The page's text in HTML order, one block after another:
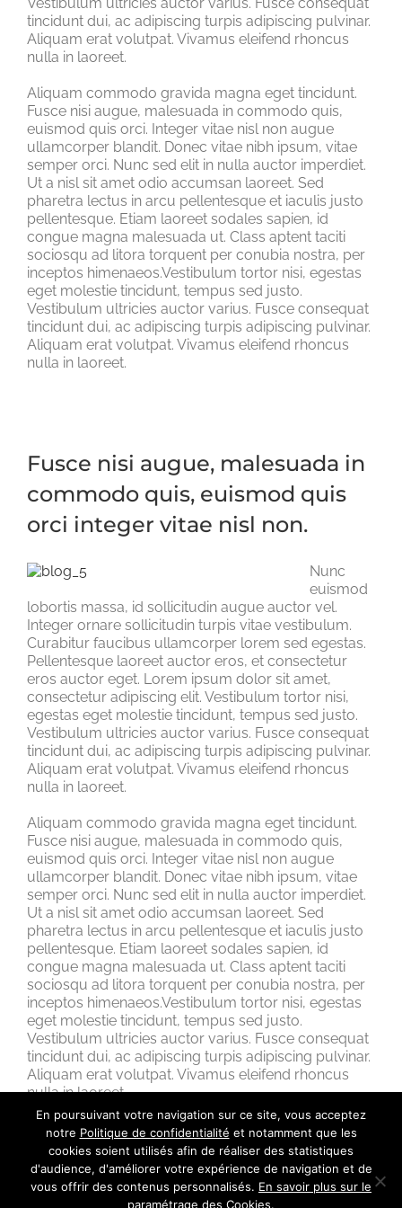
tincidunt dui, ac adipiscing turpis adipiscing pulvinar.
Aliquam erat volutpat. Vivamus eleifend rhoncus
nulla in laoreet.
Aliquam commodo gravida magna eget tincidunt.
Fusce nisi augue, malesuada in commodo quis,
euismod quis orci. Integer vitae nisl non augue
ullamcorper blandit. Donec vitae nibh ipsum, vitae
semper orci. Nunc sed elit in nulla auctor imperdiet.
Ut a nisl sit amet odio accumsan laoreet. Sed
pharetra lectus in arcu pellentesque et iaculis justo
pellentesque. Etiam laoreet sodales sapien, id
congue magna malesuada ut. Class aptent taciti
sociosqu ad litora torquent per conubia nostra, per
inceptos himenaeos.Vestibulum tortor nisi, egestas
eget molestie tincidunt, tempus sed justo.
Vestibulum ultricies auctor varius. Fusce consequat
tincidunt dui, ac adipiscing turpis adipiscing pulvinar.
Aliquam erat volutpat. Vivamus eleifend rhoncus
nulla in laoreet.
Fusce nisi augue, malesuada in
commodo quis, euismod quis
orci integer vitae nisl non.
Nunc
euismod
lobortis massa, id sollicitudin augue auctor vel.
Integer ornare sollicitudin turpis vitae vestibulum.
Curabitur faucibus ullamcorper lorem sed egestas.
Pellentesque laoreet auctor eros, et consectetur
eros auctor eget. Lorem ipsum dolor sit amet,
consectetur adipiscing elit. Vestibulum tortor nisi,
egestas eget molestie tincidunt, tempus sed justo.
Vestibulum ultricies auctor varius. Fusce consequat
tincidunt dui, ac adipiscing turpis adipiscing pulvinar.
Aliquam erat volutpat. Vivamus eleifend rhoncus
nulla in laoreet.
Aliquam commodo gravida magna eget tincidunt.
Fusce nisi augue, malesuada in commodo quis,
euismod quis orci. Integer vitae nisl non augue
ullamcorper blandit. Donec vitae nibh ipsum, vitae
semper orci. Nunc sed elit in nulla auctor imperdiet.
Ut a nisl sit amet odio accumsan laoreet. Sed
pharetra lectus in arcu pellentesque et iaculis justo
pellentesque. Etiam laoreet sodales sapien, id
congue magna malesuada ut. Class aptent taciti
sociosqu ad litora torquent per conubia nostra, per
inceptos himenaeos.Vestibulum tortor nisi, egestas
eget molestie tincidunt, tempus sed justo.
Vestibulum ultricies auctor varius. Fusce consequat
tincidunt dui, ac adipiscing turpis adipiscing pulvinar.
Aliquam erat volutpat. Vivamus eleifend rhoncus
nulla in laoreet.
En poursuivant votre navigation sur ce site, vous acceptez
notre Politique de confidentialité et notamment que les
cookies soient utilisés afin de réaliser des statistiques
d'audience, d'améliorer votre expérience de navigation et de
vous offrir des contenus personnalisés. En savoir plus sur le
paramétrage des Cookies.